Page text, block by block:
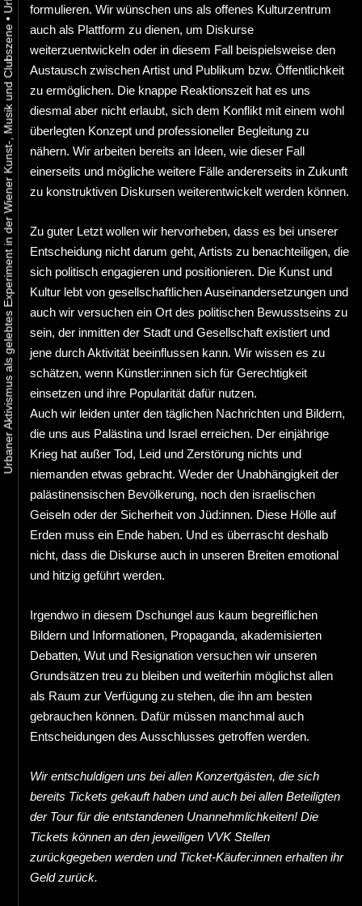
Urbaner Aktivismus als gelebtes Experiment in der Wiener Kunst-, Musik und Clubszene
•
formulieren. Wir wünschen uns als offenes Kulturzentrum
auch als Plattform zu dienen, um Diskurse
weiterzuentwickeln oder in diesem Fall beispielsweise den
Austausch zwischen Artist und Publikum bzw. Öffentlichkeit
zu ermöglichen. Die knappe Reaktionszeit hat es uns
diesmal aber nicht erlaubt, sich dem Konflikt mit einem wohl
überlegten Konzept und professioneller Begleitung zu
nähern. Wir arbeiten bereits an Ideen, wie dieser Fall
einerseits und mögliche weitere Fälle andererseits in Zukunft
zu konstruktiven Diskursen weiterentwickelt werden können.
Zu guter Letzt wollen wir hervorheben, dass es bei unserer
Entscheidung nicht darum geht, Artists zu benachteiligen, die
sich politisch engagieren und positionieren. Die Kunst und
Kultur lebt von gesellschaftlichen Auseinandersetzungen und
auch wir versuchen ein Ort des politischen Bewusstseins zu
sein, der inmitten der Stadt und Gesellschaft existiert und
jene durch Aktivität beeinflussen kann. Wir wissen es zu
schätzen, wenn Künstler:innen sich für Gerechtigkeit
einsetzen und ihre Popularität dafür nutzen.
Auch wir leiden unter den täglichen Nachrichten und Bildern,
die uns aus Palästina und Israel erreichen. Der einjährige
Krieg hat außer Tod, Leid und Zerstörung nichts und
niemanden etwas gebracht. Weder der Unabhängigkeit der
palästinensischen Bevölkerung, noch den israelischen
Geiseln oder der Sicherheit von Jüd:innen. Diese Hölle auf
Erden muss ein Ende haben. Und es überrascht deshalb
nicht, dass die Diskurse auch in unseren Breiten emotional
und hitzig geführt werden.
Irgendwo in diesem Dschungel aus kaum begreiflichen
Bildern und Informationen, Propaganda, akademisierten
Debatten, Wut und Resignation versuchen wir unseren
Grundsätzen treu zu bleiben und weiterhin möglichst allen
als Raum zur Verfügung zu stehen, die ihn am besten
gebrauchen können. Dafür müssen manchmal auch
Entscheidungen des Ausschlusses getroffen werden.
Wir entschuldigen uns bei allen Konzertgästen, die sich
bereits Tickets gekauft haben und auch bei allen Beteiligten
der Tour für die entstandenen Unannehmlichkeiten! Die
Tickets können an den jeweiligen VVK Stellen
zurückgegeben werden und Ticket-Käufer:innen erhalten ihr
Geld zurück.